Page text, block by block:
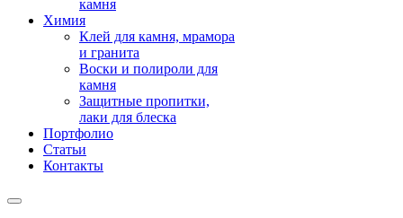
камня
Химия
Клей для камня, мрамора
и гранита
Воски и полироли для
камня
Защитные пропитки,
лаки для блеска
Портфолио
Статьи
Контакты